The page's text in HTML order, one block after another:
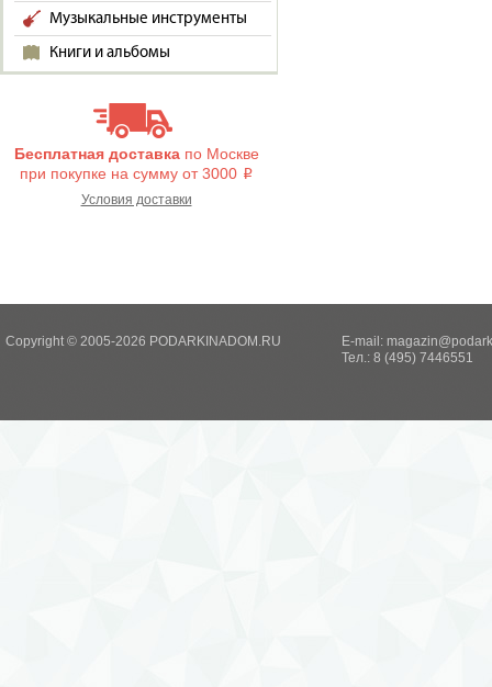
Музыкальные инструменты
Книги и альбомы
Бесплатная доставкапо Москве
при покупке на сумму от 3000 i
Условия доставки
Copyright © 2005-2026 PODARKINADOM.RU E-mail:
Тел.: 8 (495) 7446551